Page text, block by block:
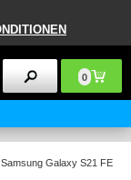
0
Samsung Galaxy S21 FE